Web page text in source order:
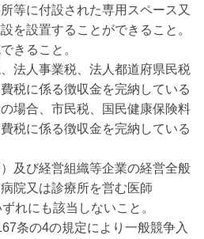
等に付設された専用スペース又
を設置することができること。
きること。
法人事業税、法人都道府県民税
税に係る徴収金を完納している
場合、市民税、国民健康保険料
税に係る徴収金を完納している
及び経営組織等企業の経営全般
院又は診療所を営む医師
れにも該当しないこと。
条の4の規定により一般競争入